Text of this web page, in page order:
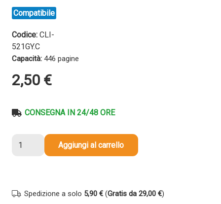
Compatibile
Codice: CLI-
521GY.C
Capacità: 446 pagine
2,50 €
CONSEGNA IN 24/48 ORE
compatibile
2937B001
Aggiungi al carrello
Spedizione a solo 5,90 € (Gratis da 29,00 €)